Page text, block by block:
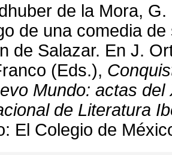
de la Mora,
de una comedia
de Salazar. En J.
(Eds.),
Mundo: actas
de Literatura
El Colegio de